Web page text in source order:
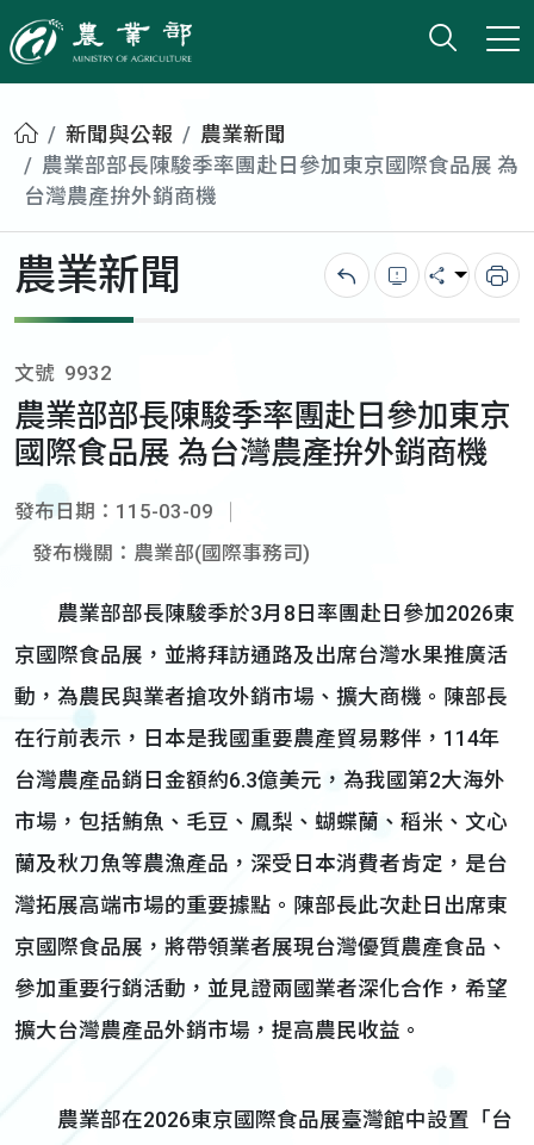
農業部
打開
小版
首頁新聞與公報
農業新聞
農業部部長陳駿季率團赴日參加東京國際食品展 為
台灣農產拚外銷商機
農業新聞 回上一頁錯誤回報
分享 列
文號 9932
農業部部長陳駿季率團赴日參加東京
國際食品展 為台灣農產拚外銷商機
發布日期：115-03-09
發布機關：農業部(國際事務司)
農業部部長陳駿季於3月8日率團赴日參加2026東
京國際食品展，並將拜訪通路及出席台灣水果推廣活
動，為農民與業者搶攻外銷市場、擴大商機。陳部長
在行前表示，日本是我國重要農產貿易夥伴，114年
台灣農產品銷日金額約6.3億美元，為我國第2大海外
市場，包括鮪魚、毛豆、鳳梨、蝴蝶蘭、稻米、文心
蘭及秋刀魚等農漁產品，深受日本消費者肯定，是台
灣拓展高端市場的重要據點。陳部長此次赴日出席東
京國際食品展，將帶領業者展現台灣優質農產食品、
參加重要行銷活動，並見證兩國業者深化合作，希望
擴大台灣農產品外銷市場，提高農民收益。
農業部在2026東京國際食品展臺灣館中設置「台